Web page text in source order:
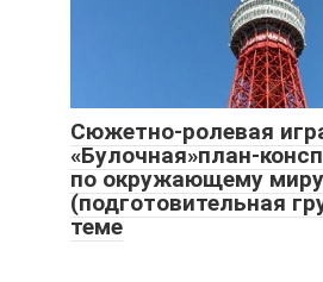
Сюжетно-ролевая
«Булочная»план-
по окружающему миру
(подготовительная
теме